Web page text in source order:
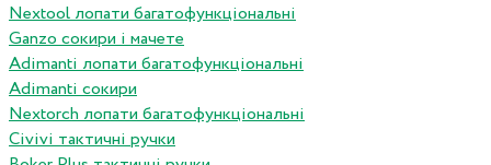
Nextool лопати багатофункціональні
Ganzo сокири і мачете
Adimanti лопати багатофункціональні
Adimanti сокири
Nextorch лопати багатофункціональні
Сivivi тактичні ручки